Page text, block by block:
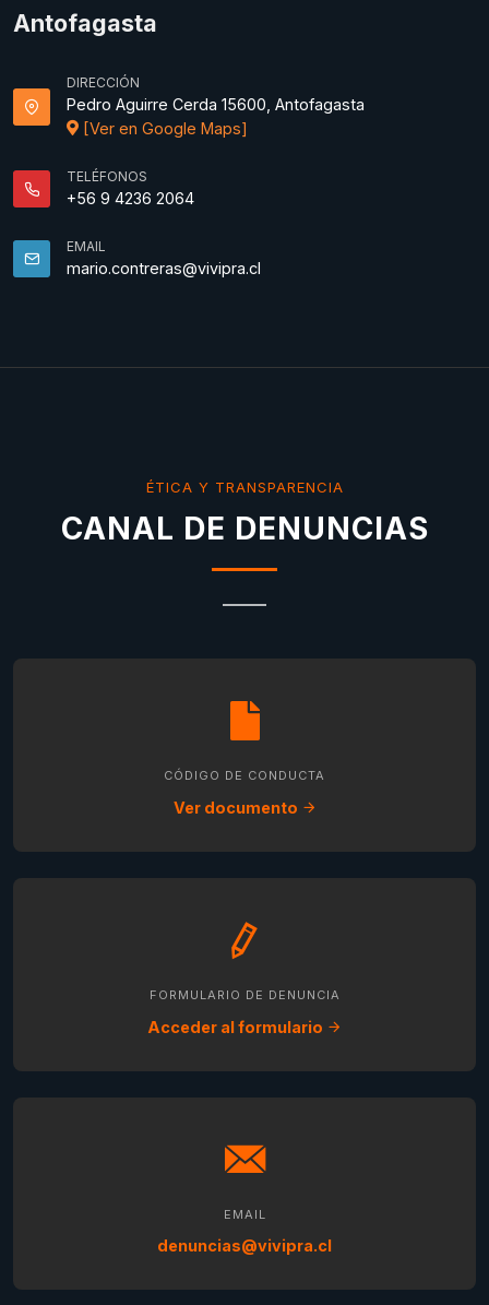
Antofagasta
DIRECCIÓN
Pedro Aguirre Cerda 15600, Antofagasta
[Ver en Google Maps]
TELÉFONOS
+56 9 4236 2064
EMAIL
mario.contreras@vivipra.cl
ÉTICA Y TRANSPARENCIA
CANAL DE DENUNCIAS
CÓDIGO DE CONDUCTA
Ver documento
FORMULARIO DE DENUNCIA
Acceder al formulario
EMAIL
denuncias@vivipra.cl